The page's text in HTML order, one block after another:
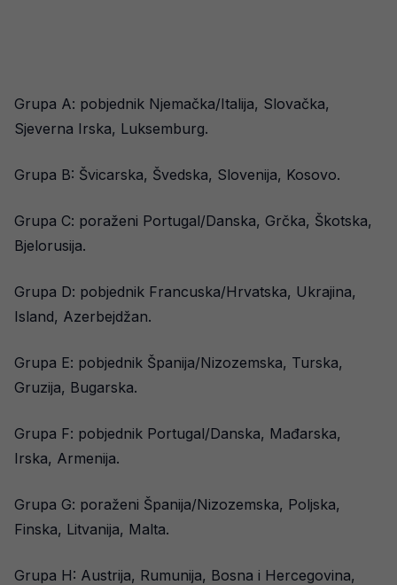
Grupa A: pobjednik Njemačka/Italija, Slovačka,
Sjeverna Irska, Luksemburg.
Grupa B: Švicarska, Švedska, Slovenija, Kosovo.
Grupa C: poraženi Portugal/Danska, Grčka, Škotska,
Bjelorusija.
Grupa D: pobjednik Francuska/Hrvatska, Ukrajina,
Island, Azerbejdžan.
Grupa E: pobjednik Španija/Nizozemska, Turska,
Gruzija, Bugarska.
Grupa F: pobjednik Portugal/Danska, Mađarska,
Irska, Armenija.
Grupa G: poraženi Španija/Nizozemska, Poljska,
Finska, Litvanija, Malta.
Grupa H: Austrija, Rumunija, Bosna i Hercegovina,